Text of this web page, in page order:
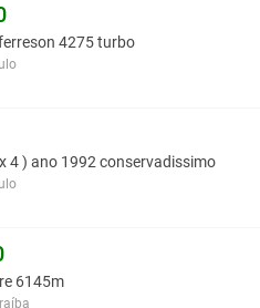
4275 turbo
4 ) ano 1992 conservadissimo
6145m